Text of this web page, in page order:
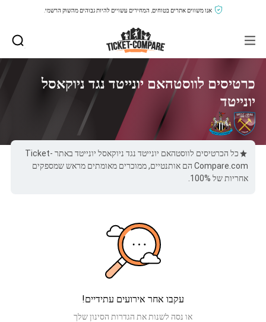
אנו משווים אתרים בטוחים, המחירים עשויים להיות גבוהים מהשוק הרשמי.
כרטיסים לווסטהאם יונייטד נגד ניוקאסל
יונייטד
כל הכרטיסים לווסטהאם יונייטד נגד ניוקאסל יונייטד באתר Ticket-
Compare.com הם אותנטיים, ממוכרים מאומתים מראש שמספקים
אחריות של 100%.
עקבו אחר אירועים עתידיים!
או נסה לשנות את הגדרות הסינון שלך